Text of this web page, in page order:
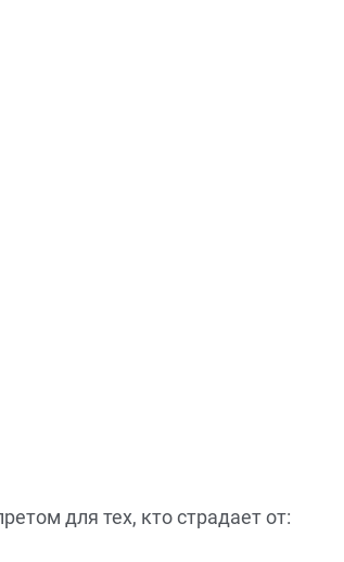
для тех, кто страдает от: